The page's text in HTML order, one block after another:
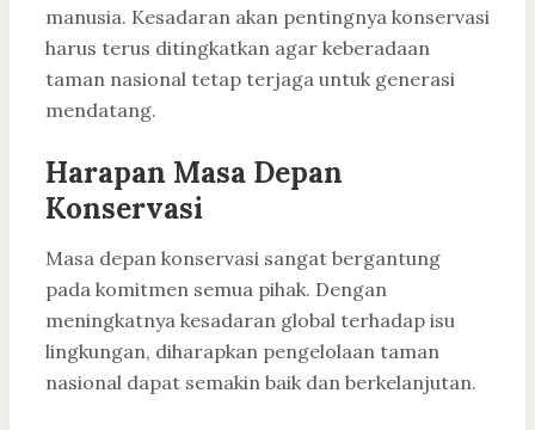
manusia. Kesadaran akan pentingnya konservasi
harus terus ditingkatkan agar keberadaan
taman nasional tetap terjaga untuk generasi
mendatang.
Harapan Masa Depan
Konservasi
Masa depan konservasi sangat bergantung
pada komitmen semua pihak. Dengan
meningkatnya kesadaran global terhadap isu
lingkungan, diharapkan pengelolaan taman
nasional dapat semakin baik dan berkelanjutan.